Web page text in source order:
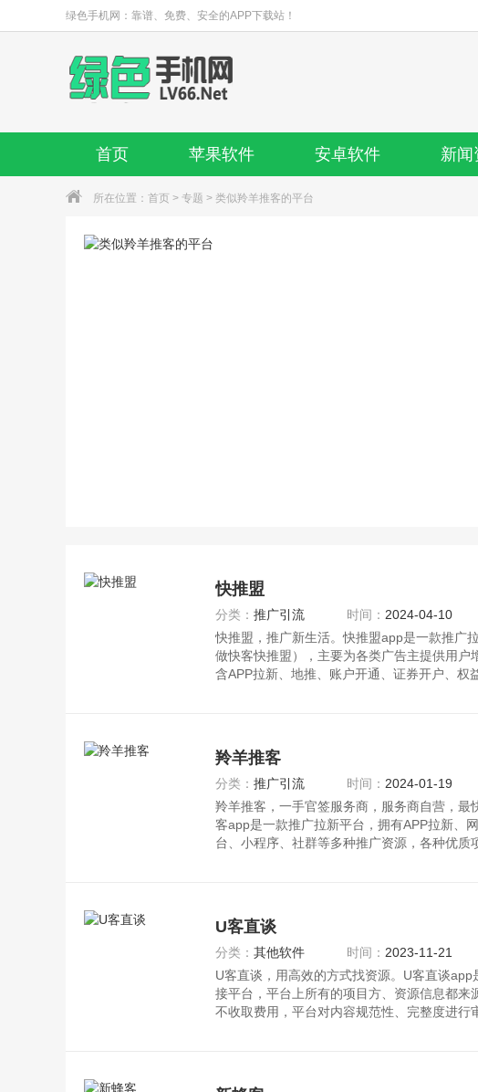
绿色手机网：靠谱、免费、安全的APP下载站！
首页 苹果软件 安卓软件 新闻
所在位置： 首页 > 专题 > 类似羚羊推客的平台
快推盟
分类： 推广引流 时间： 2024-04-10
快推盟，推广新生活。快推盟app是一款推广
做快客快推盟），主要为各类广告主提供用户
含APP拉新、地推、账户开通、证券开户、权
羚羊推客
分类： 推广引流 时间： 2024-01-19
羚羊推客，一手官签服务商，服务商自营，最
客app是一款推广拉新平台，拥有APP拉新、
台、小程序、社群等多种推广资源，各种优质
U客直谈
分类： 其他软件 时间： 2023-11-21
U客直谈，用高效的方式找资源。U客直谈app
接平台，平台上所有的项目方、资源信息都来
不收取费用，平台对内容规范性、完整度进行